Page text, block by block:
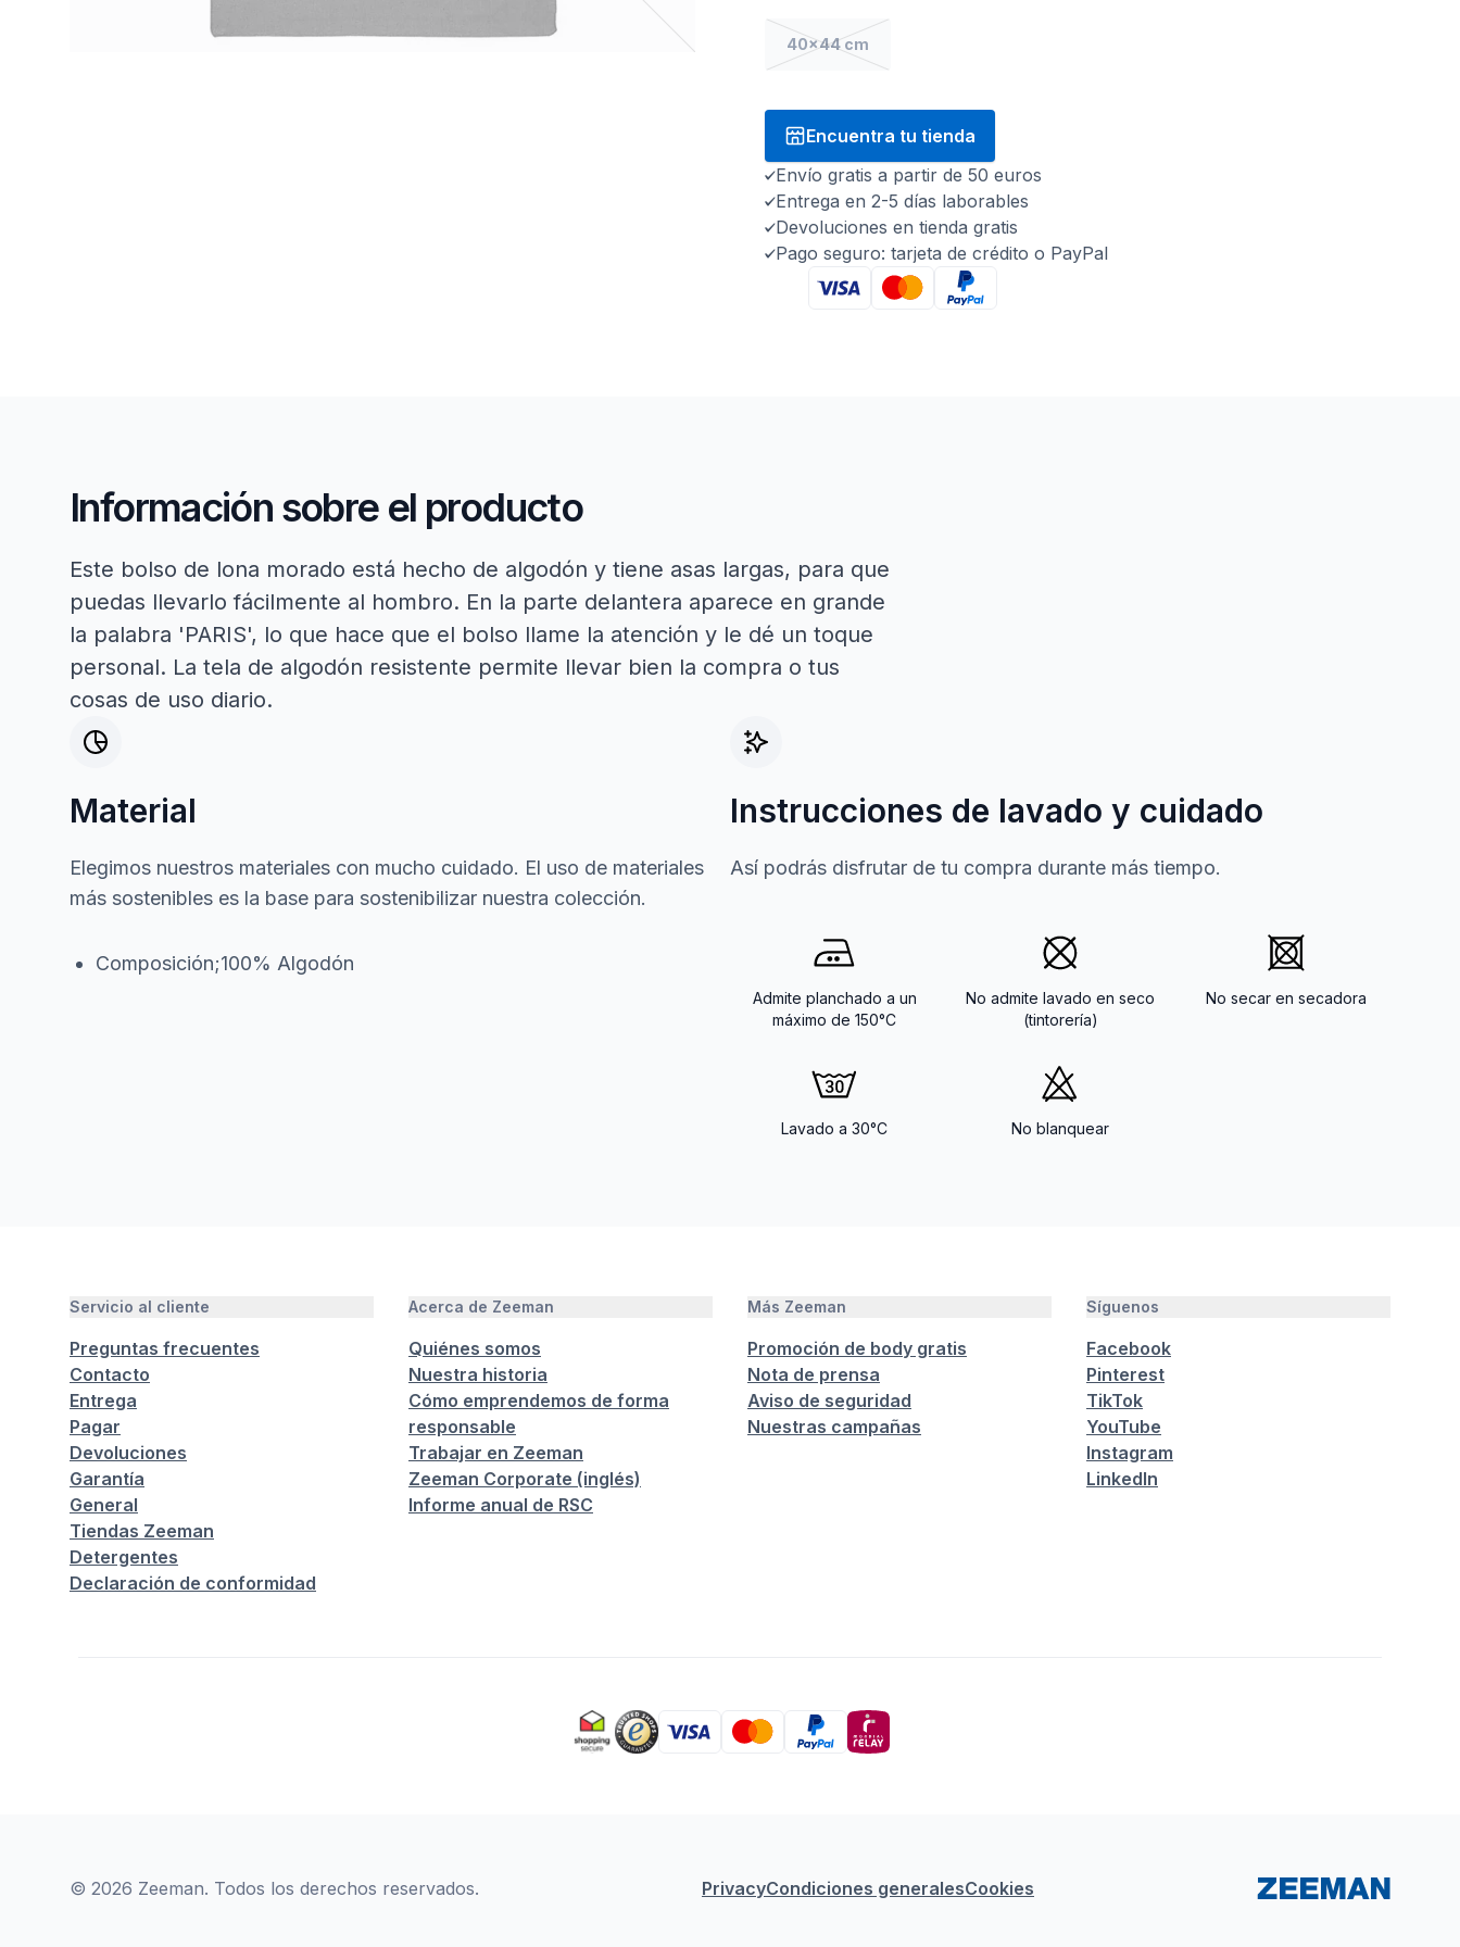
40x44 cm
Encuentra tu tienda
Envío gratis a partir de 50 euros
Entrega en 2-5 días laborables
Devoluciones en tienda gratis
Pago seguro: tarjeta de crédito o PayPal
Información sobre el producto
Este bolso de lona morado está hecho de algodón y tiene asas largas, para que
puedas llevarlo fácilmente al hombro. En la parte delantera aparece en grande
la palabra 'PARIS', lo que hace que el bolso llame la atención y le dé un toque
personal. La tela de algodón resistente permite llevar bien la compra o tus
cosas de uso diario.
Material
Elegimos nuestros materiales con mucho cuidado. El uso de materiales
más sostenibles es la base para sostenibilizar nuestra colección.
Composición;100% Algodón
Instrucciones de lavado y cuidado
Así podrás disfrutar de tu compra durante más tiempo.
Admite planchado a un
máximo de 150°C
No admite lavado en seco
(tintorería)
No secar en secadora
Lavado a 30°C No blanquear
Servicio al cliente
Preguntas frecuentes
Contacto
Entrega
Pagar
Devoluciones
Garantía
General
Tiendas Zeeman
Detergentes
Declaración de conformidad
Acerca de Zeeman
Quiénes somos
Nuestra historia
Cómo emprendemos de forma
responsable
Trabajar en Zeeman
Zeeman Corporate (inglés)
Informe anual de RSC
Más Zeeman
Promoción de body gratis
Nota de prensa
Aviso de seguridad
Nuestras campañas
Síguenos
Facebook
Pinterest
TikTok
YouTube
Instagram
LinkedIn
© 2026 Zeeman. Todos los derechos reservados. PrivacyCondiciones generalesCookies